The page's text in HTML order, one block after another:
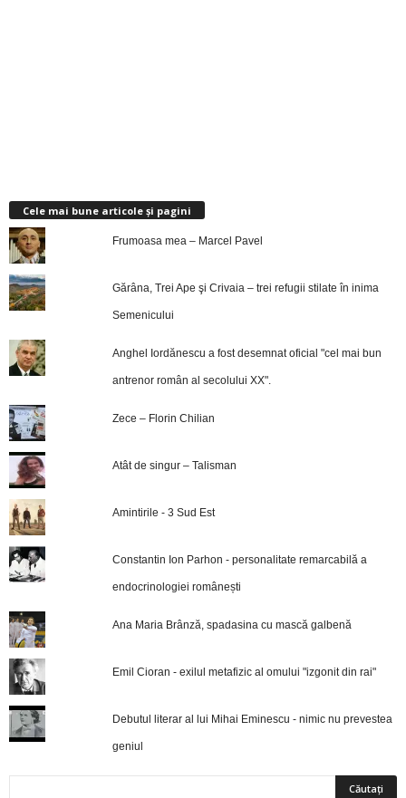
Cele mai bune articole și pagini
Frumoasa mea – Marcel Pavel
Gărâna, Trei Ape şi Crivaia – trei refugii stilate în inima
Semenicului
Anghel Iordănescu a fost desemnat oficial "cel mai bun
antrenor român al secolului XX".
Zece – Florin Chilian
Atât de singur – Talisman
Amintirile - 3 Sud Est
Constantin Ion Parhon - personalitate remarcabilă a
endocrinologiei românești
Ana Maria Brânză, spadasina cu mască galbenă
Emil Cioran - exilul metafizic al omului "izgonit din rai"
Debutul literar al lui Mihai Eminescu - nimic nu prevestea
geniul